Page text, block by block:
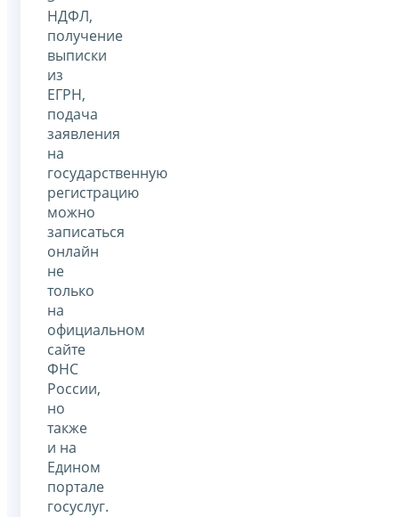
НДФЛ,
получение
выписки
из
ЕГРН,
подача
заявления
на
государственную
регистрацию
можно
записаться
онлайн
не
только
на
официальном
сайте
ФНС
России,
но
также
и на
Едином
портале
госуслуг.